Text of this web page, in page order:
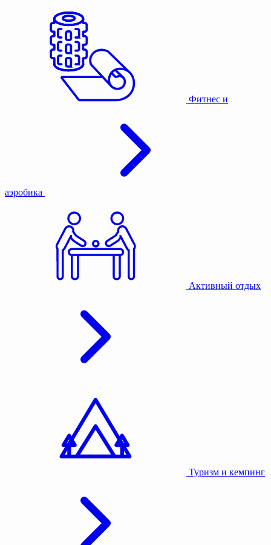
Фитнес и
аэробика
Активный отдых
Туризм и кемпинг